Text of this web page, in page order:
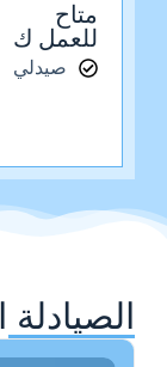
متاح
للعمل ك
صيدلي